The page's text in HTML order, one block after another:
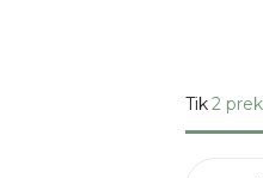
Tik2